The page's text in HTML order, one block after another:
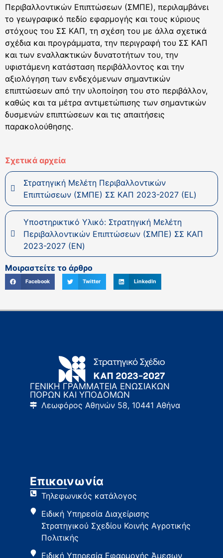
Περιβαλλοντικών Επιπτώσεων (ΣΜΠΕ), περιλαμβάνει
το γεωγραφικό πεδίο εφαρμογής και τους κύριους
στόχους του ΣΣ ΚAΠ, τη σχέση του με άλλα σχετικά
σχέδια και προγράμματα, την περιγραφή του ΣΣ ΚAΠ
και των εναλλακτικών δυνατοτήτων του, την
υφιστάμενη κατάσταση περιβάλλοντος και την
αξιολόγηση των ενδεχόμενων σημαντικών
επιπτώσεων από την υλοποίηση του στο περιβάλλον,
καθώς και τα μέτρα αντιμετώπισης των σημαντικών
δυσμενών επιπτώσεων και τις απαιτήσεις
παρακολούθησης.
Σχετικά αρχεία
Στρατηγική Μελέτη Περιβαλλοντικών
Επιπτώσεων (ΣΜΠΕ) ΣΣ ΚΑΠ 2023-2027 (EL)
Υποστηρικτικό Υλικό: Στρατηγική Μελέτη
Περιβαλλοντικών Επιπτώσεων (ΣΜΠΕ) ΣΣ ΚΑΠ
2023-2027 (EN)
Μοιραστείτε το άρθρο
Facebook Twitter LinkedIn
ΓΕΝΙΚΗ ΓΡΑΜΜΑΤΕΙΑ ΕΝΩΣΙΑΚΩΝ
ΠΟΡΩΝ ΚΑΙ ΥΠΟΔΟΜΩΝ
Λεωφόρος Αθηνών 58, 10441 Αθήνα
Επικοινωνία
Τηλεφωνικός κατάλογος
Ειδική Υπηρεσία Διαχείρισης
Στρατηγικού Σχεδίου Κοινής Αγροτικής
Πολιτικής
Ειδική Υπηρεσία Εφαρμογής Άμεσων